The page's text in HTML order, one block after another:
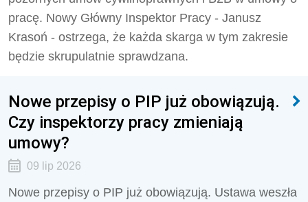
pracę. Nowy Główny Inspektor Pracy - Janusz
Krasoń - ostrzega, że każda skarga w tym zakresie
będzie skrupulatnie sprawdzana.
Nowe przepisy o PIP już obowiązują.
Czy inspektorzy pracy zmieniają
umowy?
09 lip 2026
Nowe przepisy o PIP już obowiązują. Ustawa weszła